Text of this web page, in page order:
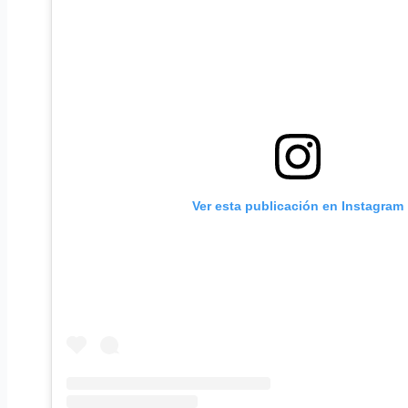
Ver esta publicación en Instagram